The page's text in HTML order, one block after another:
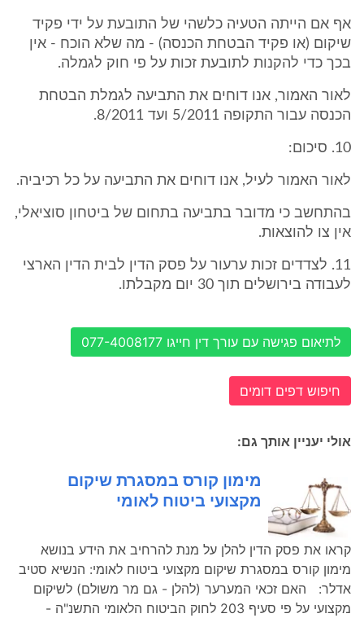
אף אם הייתה הטעיה כלשהי של התובעת על ידי פקיד
שיקום (או פקיד הבטחת הכנסה) - מה שלא הוכח - אין
בכך כדי להקנות לתובעת זכות על פי חוק לגמלה.
לאור האמור, אנו דוחים את התביעה לגמלת הבטחת
הכנסה עבור התקופה 5/2011 ועד 8/2011.
10. סיכום:
לאור האמור לעיל, אנו דוחים את התביעה על כל רכיביה.
בהתחשב כי מדובר בתביעה בתחום של ביטחון סוציאלי,
אין צו להוצאות.
11. לצדדים זכות ערעור על פסק הדין לבית הדין הארצי
לעבודה בירושלים תוך 30 יום מקבלתו.
לתיאום פגישה עם עורך דין חייגו 077-4008177
חיפוש דפים דומים
אולי יעניין אותך גם:
מימון קורס במסגרת שיקום
מקצועי ביטוח לאומי
קראו את פסק הדין להלן על מנת להרחיב את הידע בנושא
מימון קורס במסגרת שיקום מקצועי ביטוח לאומי: הנשיא סטיב
אדלר: האם זכאי המערער (להלן - גם מר משולם) לשיקום
מקצועי על פי סעיף 203 לחוק הביטוח הלאומי התשנ"ה -